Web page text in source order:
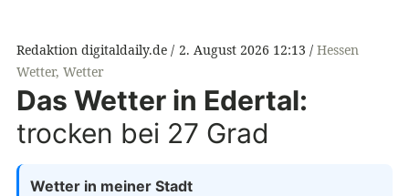
Redaktion digitaldaily.de 2. August 2026 12:13
Hessen
Wetter, Wetter
Das Wetter in Edertal:
trocken bei 27 Grad
Wetter in meiner Stadt